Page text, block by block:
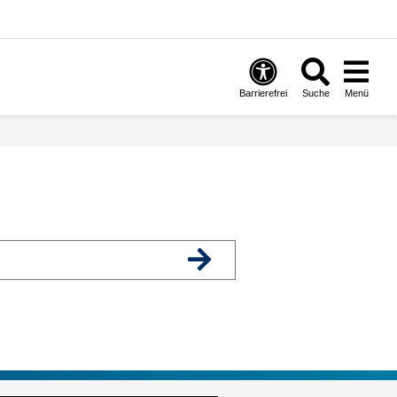
Barrierefrei Suche Menü